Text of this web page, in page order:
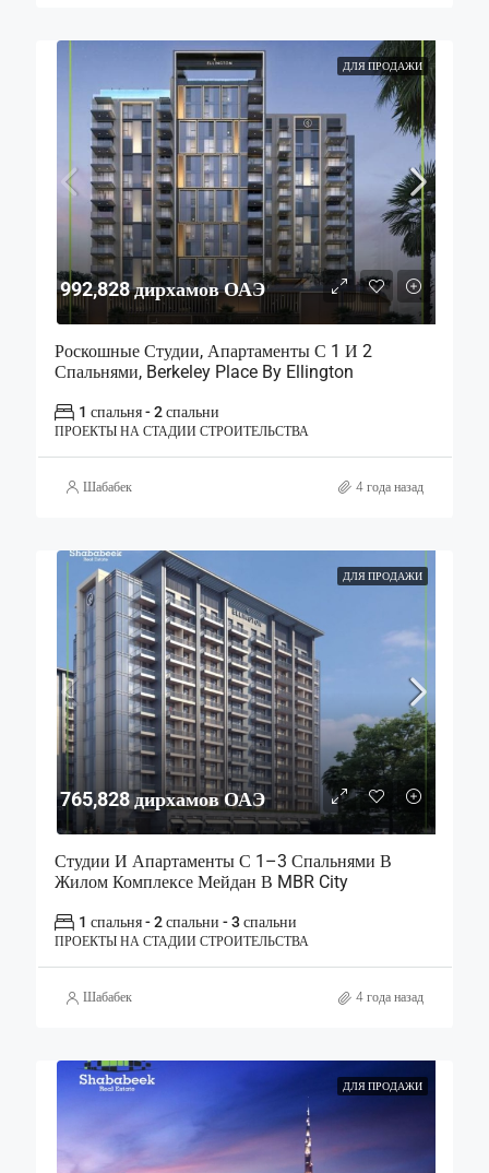
ДЛЯ ПРОДАЖИ
992,828 дирхамов ОАЭ
Роскошные Студии, Апартаменты С 1 И 2
Спальнями, Berkeley Place By Ellington
1 спальня - 2 спальни
ПРОЕКТЫ НА СТАДИИ СТРОИТЕЛЬСТВА
Шабабек 4 года назад
ДЛЯ ПРОДАЖИ
765,828 дирхамов ОАЭ
Студии И Апартаменты С 1–3 Спальнями В
Жилом Комплексе Мейдан В MBR City
1 спальня - 2 спальни - 3 спальни
ПРОЕКТЫ НА СТАДИИ СТРОИТЕЛЬСТВА
Шабабек 4 года назад
ДЛЯ ПРОДАЖИ